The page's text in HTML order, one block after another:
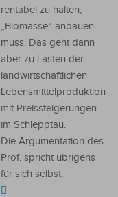
rentabel zu halten,
„Biomasse“ anbauen
muss. Das geht dann
aber zu Lasten der
landwirtschaftlichen
Lebensmittelproduktion
mit Preissteigerungen
im Schlepptau.
Die Argumentation des
Prof. spricht übrigens
für sich selbst.